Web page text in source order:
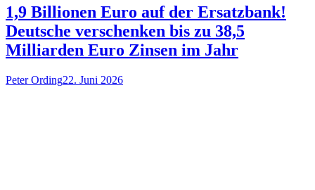
1,9 Billionen Euro auf der Ersatzbank!
Deutsche verschenken bis zu 38,5
Milliarden Euro Zinsen im Jahr
Peter Ording22. Juni 2026